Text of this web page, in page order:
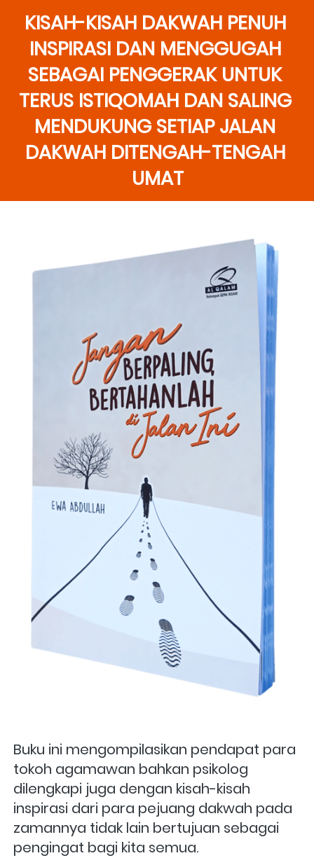
KISAH-KISAH DAKWAH PENUH
INSPIRASI DAN MENGGUGAH
SEBAGAI PENGGERAK UNTUK
TERUS ISTIQOMAH DAN SALING
MENDUKUNG SETIAP JALAN
DAKWAH DITENGAH-TENGAH
UMAT
Buku ini mengompilasikan pendapat para
tokoh agamawan bahkan psikolog
dilengkapi juga dengan kisah-kisah
inspirasi dari para pejuang dakwah pada
zamannya tidak lain bertujuan sebagai
pengingat bagi kita semua.